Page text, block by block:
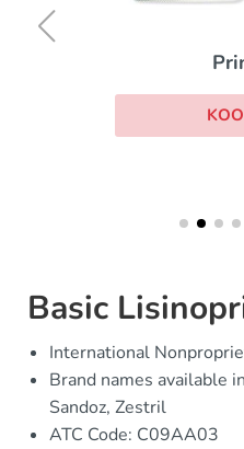
Basic
International
Brand names available
Sandoz, Zestril
ATC Code: C09AA03